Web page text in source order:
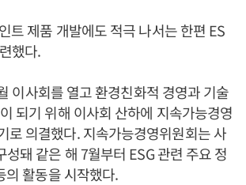
트 제품 개발에도 적극 나서는 한편 ES
했다.
이사회를 열고 환경친화적 경영과 기술
되기 위해 이사회 산하에 지속가능경영
로 의결했다. 지속가능경영위원회는 사
성돼 같은 해 7월부터 ESG 관련 주요 정
의 활동을 시작했다.